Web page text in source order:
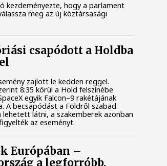
kezdeményezte, hogy a parlament
meg az új köztársasági
csapódott a Holdba
zajlott le kedden reggel.
8:35 körül a Hold felszínébe
egyik Falcon–9 rakétájának
A becsapódást a Földről szabad
lehetett látni, a szakemberek azonban
az eseményt.
Európában –
a legforróbb,